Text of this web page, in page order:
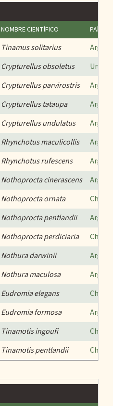
NOMBRE CIENTÍFICO PAÍSES
Tinamus solitarius
Crypturellus obsoletus
Crypturellus parvirostris
Crypturellus tataupa
Crypturellus undulatus
Rhynchotus maculicollis
Rhynchotus rufescens
Nothoprocta cinerascens
Nothoprocta ornata Chile
Nothoprocta pentlandii
Nothoprocta perdiciaria
Chile
Nothura darwinii
Nothura maculosa
Eudromia elegans Chile
Eudromia formosa
Tinamotis ingoufi Chile
Tinamotis pentlandii Chile